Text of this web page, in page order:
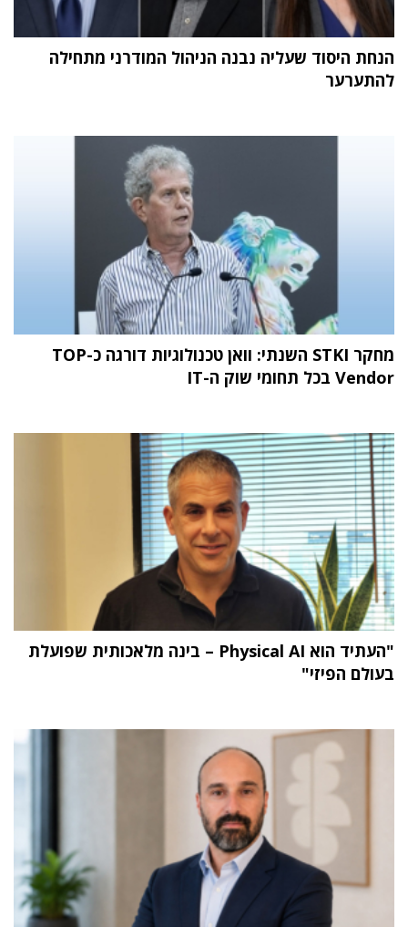
הנחת היסוד שעליה נבנה הניהול המודרני מתחילה
להתערער
מחקר STKI השנתי: וואן טכנולוגיות דורגה כ-TOP
Vendor בכל תחומי שוק ה-IT
"העתיד הוא Physical AI – בינה מלאכותית שפועלת
בעולם הפיזי"